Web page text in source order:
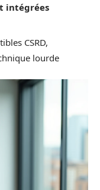
intégrées
CSRD,
lourde